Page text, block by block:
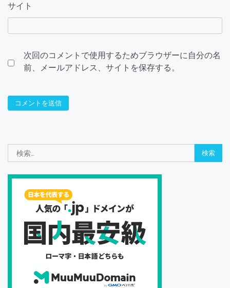
サイト
次回のコメントで使用するためブラウザーに自分の名
前、メールアドレス、サイトを保存する。
索: